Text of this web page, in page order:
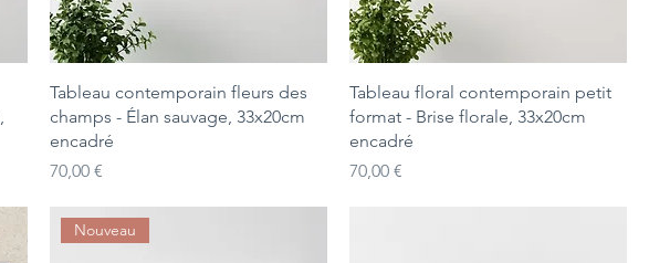
Tableau contemporain fleurs des
champs - Élan sauvage, 33x20cm
encadré
Prix
70,00 €
Tableau floral contemporain petit
format - Brise florale, 33x20cm
encadré
Prix
70,00 €
Nouveau